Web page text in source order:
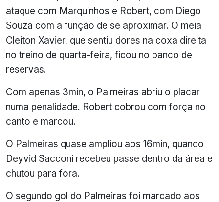
ataque com Marquinhos e Robert, com Diego
Souza com a função de se aproximar. O meia
Cleiton Xavier, que sentiu dores na coxa direita
no treino de quarta-feira, ficou no banco de
reservas.
Com apenas 3min, o Palmeiras abriu o placar
numa penalidade. Robert cobrou com força no
canto e marcou.
O Palmeiras quase ampliou aos 16min, quando
Deyvid Sacconi recebeu passe dentro da área e
chutou para fora.
O segundo gol do Palmeiras foi marcado aos